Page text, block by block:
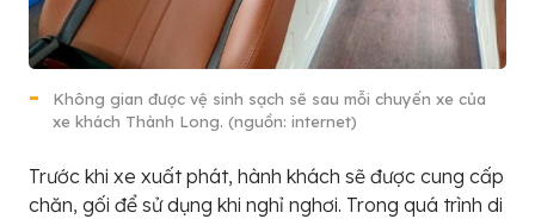
Không gian được vệ sinh sạch sẽ sau mỗi chuyến xe của
xe khách Thành Long. (nguồn: internet)
Trước khi xe xuất phát, hành khách sẽ được cung cấp
chăn, gối để sử dụng khi nghỉ nghơi. Trong quá trình di